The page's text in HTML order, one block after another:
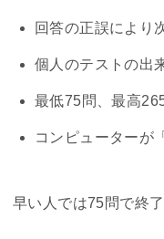
回答の正誤により
個人のテストの出
最低75問、最高
コンピューターが
早い人では75問で終